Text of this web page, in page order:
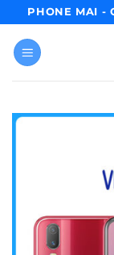
Skip
content
PHONE MAI -